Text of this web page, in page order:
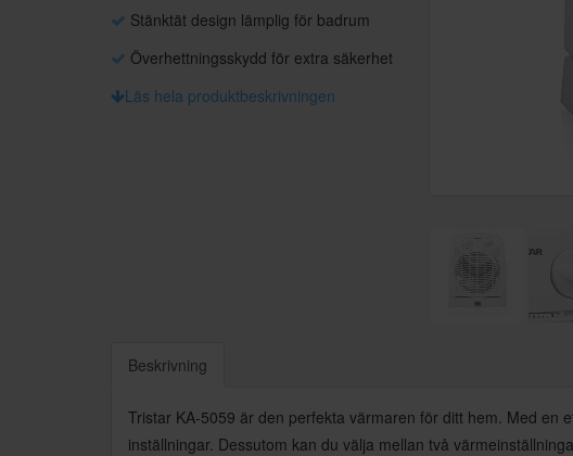
Stänktät design lämplig för badrum
Överhettningsskydd för extra säkerhet
Läs hela produktbeskrivningen
Beskrivning
Tristar KA-5059 är den perfekta värmaren för ditt hem. Med en
inställningar. Dessutom kan du välja mellan två